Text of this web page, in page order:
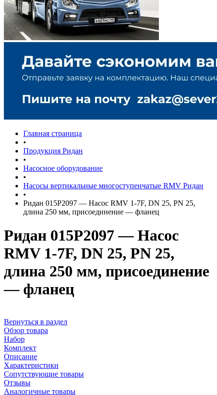
Главная страница
•
Продукция Ридан
•
Насосное оборудование
•
Насосы вертикальные многоступенчатые RMV Ридан
•
Ридан 015P2097 — Насос RMV 1-7F, DN 25, PN 25,
длина 250 мм, присоединение — фланец
Ридан 015P2097 — Насос
RMV 1-7F, DN 25, PN 25,
длина 250 мм, присоединение
— фланец
Вернуться в раздел
Обзор товара
Набор
Комплект
Описание
Характеристики
Сопутствующие товары
Отзывы
Аналогичные товары